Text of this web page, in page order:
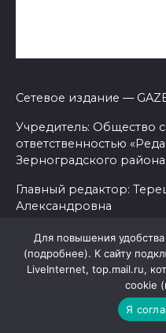
Сетевое издание —
Учредитель: Общество
ответственностью
Зерноградского
Главный редактор:
Александровна
Адрес: 347740,
район, г. Зерноград, ул.
Телефоны: 8(863-59) 4-
Эл. почта:
Для повышения
(подробнее). К сайту
LiveInternet, top.mail.ru,
cookie
Я